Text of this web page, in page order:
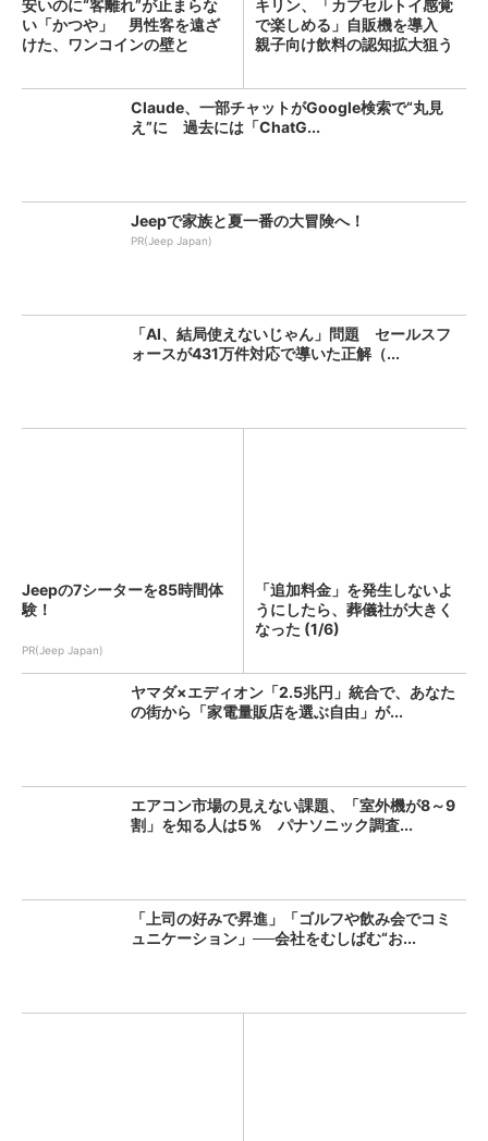
安いのに“客離れ”が止まらな
い「かつや」 男性客を遠ざ
けた、ワンコインの壁と
キリン、「カプセルトイ感覚
で楽しめる」自販機を導入
親子向け飲料の認知拡大狙う
Claude、一部チャットがGoogle検索で“丸見
え”に 過去には「ChatG...
Jeepで家族と夏一番の大冒険へ！
PR(Jeep Japan)
「AI、結局使えないじゃん」問題 セールスフ
ォースが431万件対応で導いた正解（...
Jeepの7シーターを85時間体
験！
PR(Jeep Japan)
「追加料金」を発生しないよ
うにしたら、葬儀社が大きく
なった (1/6)
ヤマダ×エディオン「2.5兆円」統合で、あなた
の街から「家電量販店を選ぶ自由」が...
エアコン市場の見えない課題、「室外機が8～9
割」を知る人は5％ パナソニック調査...
「上司の好みで昇進」「ゴルフや飲み会でコミ
ュニケーション」──会社をむしばむ“お...